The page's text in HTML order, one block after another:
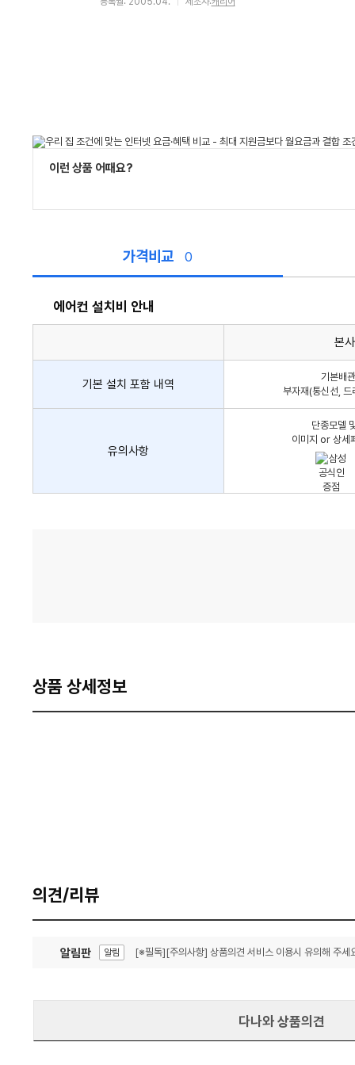
이런 상품 어때요?
가격비교 0
에어컨 설치비 안내
어
컨
치
본
기본 설치 포함 내역
기본배
부자재(통신선, 드
유의사항
단종모델
이미지 or 상세
상품 상세정보
의견/리뷰
알림판 알림 [※필독][주의사항] 상품의견 서비스 이용시 유의해 주세
다나와 상품의견